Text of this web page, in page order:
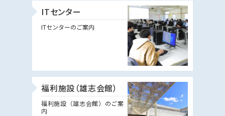
ITセンター
ITセンターのご案内
福利施設（雄志会館）
福利施設（雄志会館）のご案
内